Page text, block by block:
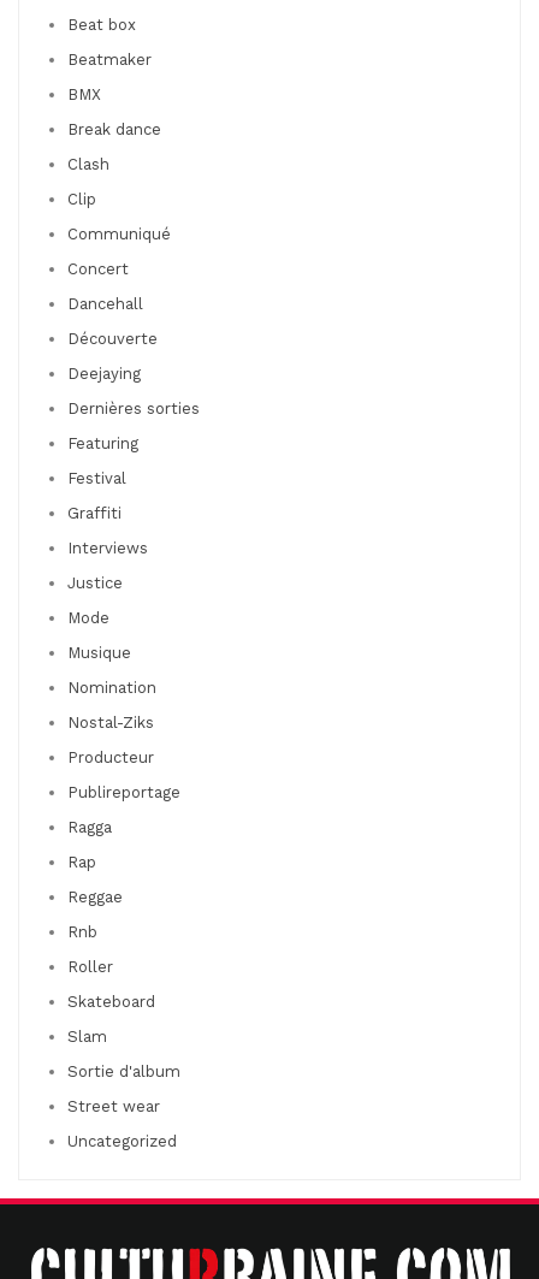
Beat box
Beatmaker
BMX
Break dance
Clash
Clip
Communiqué
Concert
Dancehall
Découverte
Deejaying
Dernières sorties
Featuring
Festival
Graffiti
Interviews
Justice
Mode
Musique
Nomination
Nostal-Ziks
Producteur
Publireportage
Ragga
Rap
Reggae
Rnb
Roller
Skateboard
Slam
Sortie d'album
Street wear
Uncategorized